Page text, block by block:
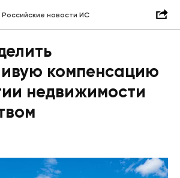
Российские новости ИС
компенсацию
недвижимости